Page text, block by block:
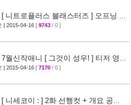
[ 니트로플러스 블래스터즈 ] 오프닝 영
[32]
| 2015-04-16 [ 9743 / 0 ]
7월신작애니 [ 그것이 성우! ] 티저 영상
| 2015-04-16 [ 7170 / 0 ]
[ 니세코이 : ] 2화 선행컷 + 개요 공